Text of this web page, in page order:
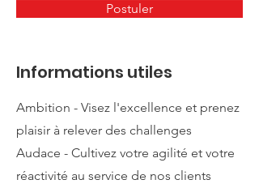
Postuler
Informations utiles
Ambition - Visez l'excellence et prenez
plaisir à relever des challenges
Audace - Cultivez votre agilité et votre
réactivité au service de nos clients